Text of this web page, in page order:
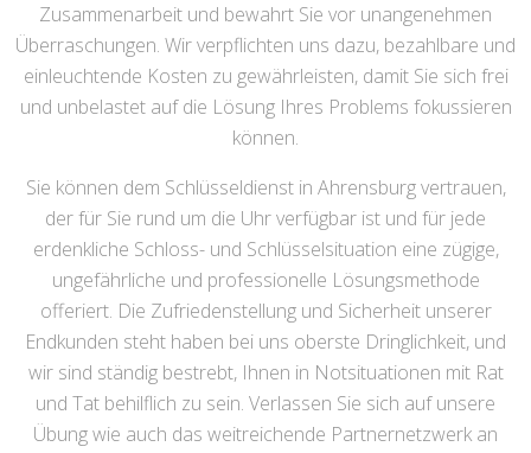
Zusammenarbeit und bewahrt Sie vor unangenehmen
Überraschungen. Wir verpflichten uns dazu, bezahlbare und
einleuchtende Kosten zu gewährleisten, damit Sie sich frei
und unbelastet auf die Lösung Ihres Problems fokussieren
können.
Sie können dem Schlüsseldienst in Ahrensburg vertrauen,
der für Sie rund um die Uhr verfügbar ist und für jede
erdenkliche Schloss- und Schlüsselsituation eine zügige,
ungefährliche und professionelle Lösungsmethode
offeriert. Die Zufriedenstellung und Sicherheit unserer
Endkunden steht haben bei uns oberste Dringlichkeit, und
wir sind ständig bestrebt, Ihnen in Notsituationen mit Rat
und Tat behilflich zu sein. Verlassen Sie sich auf unsere
Übung wie auch das weitreichende Partnernetzwerk an